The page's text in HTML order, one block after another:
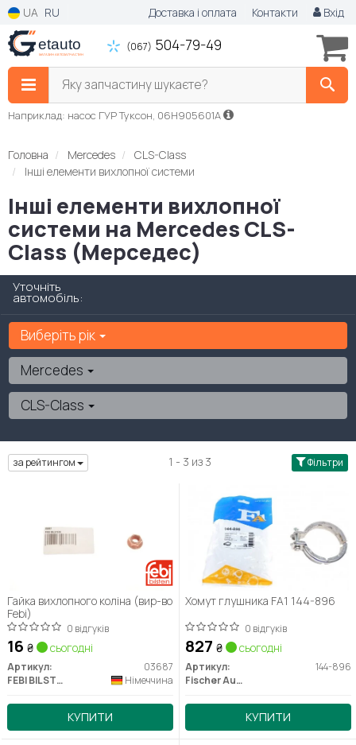
UA RU Доставка і оплата Контакти Вхід
(067) 504-79-49
Яку запчастину шукаєте?
Наприклад: насос ГУР Туксон, 06H905601A
Головна Mercedes
CLS-Class
Інші елементи вихлопної системи
Інші елементи вихлопної
системи на Mercedes CLS-
Class (Мерседес)
Уточніть
автомобіль:
Виберіть рік
Mercedes
CLS-Class
за рейтингом 1 - 3 из 3 Фільтри
Гайка вихлопного коліна (вир-во
Febi)
0 відгуків
16 ₴ сьогодні
Артикул:
03687
FEBI BILSTEIN
Німеччина
КУПИТИ
Хомут глушника FA1 144-896
0 відгуків
827 ₴ сьогодні
Артикул:
144-896
Fischer Automotive One (FA1)
КУПИТИ